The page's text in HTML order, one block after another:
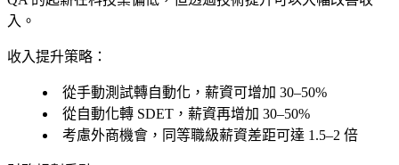
入。
收入提升策略：
從手動測試轉自動化，薪資可增加 30–50%
從自動化轉 SDET，薪資再增加 30–50%
考慮外商機會，同等職級薪資差距可達 1.5–2 倍